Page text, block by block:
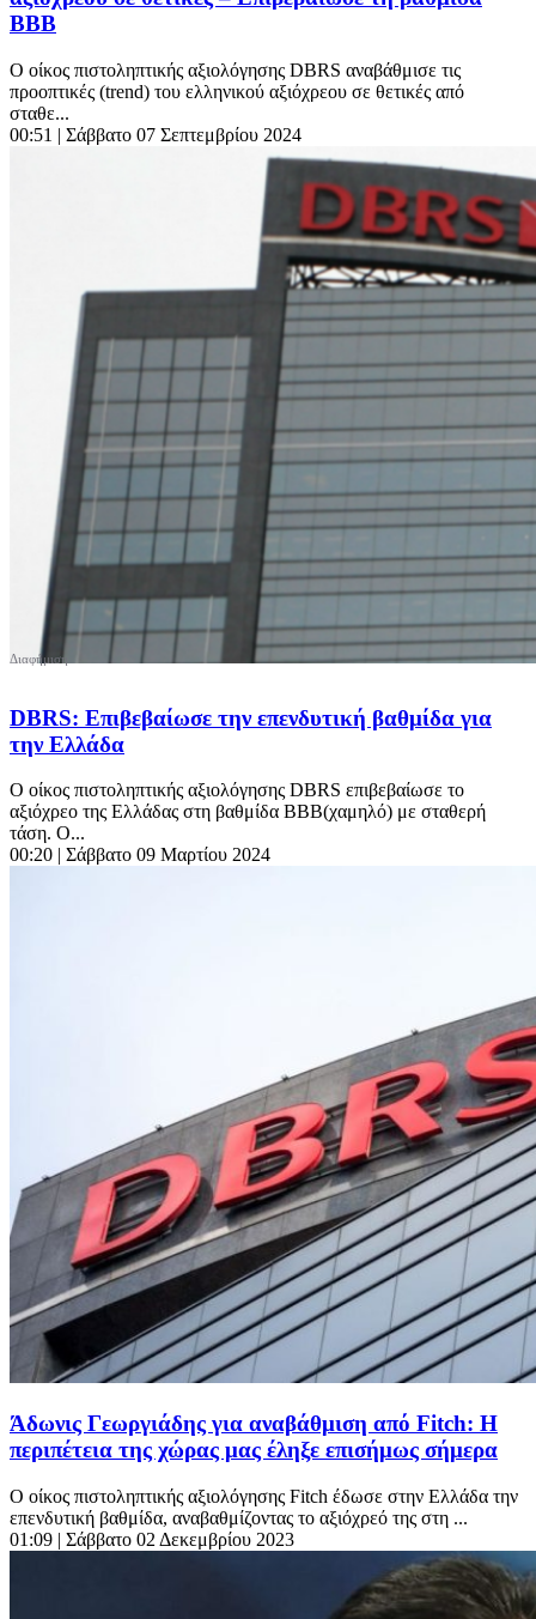
BBB
Ο οίκος πιστοληπτικής αξιολόγησης DBRS αναβάθμισε τις
προοπτικές (trend) του ελληνικού αξιόχρεου σε θετικές από
σταθε...
00:51 | Σάββατο 07 Σεπτεμβρίου 2024
DBRS: Επιβεβαίωσε την επενδυτική βαθμίδα για
την Ελλάδα
Ο οίκος πιστοληπτικής αξιολόγησης DBRS επιβεβαίωσε το
αξιόχρεο της Ελλάδας στη βαθμίδα ΒΒΒ(χαμηλό) με σταθερή
τάση. Ο...
00:20 | Σάββατο 09 Μαρτίου 2024
Άδωνις Γεωργιάδης για αναβάθμιση από Fitch: Η
περιπέτεια της χώρας μας έληξε επισήμως σήμερα
Ο οίκος πιστοληπτικής αξιολόγησης Fitch έδωσε στην Ελλάδα την
επενδυτική βαθμίδα, αναβαθμίζοντας το αξιόχρεό της στη ...
01:09 | Σάββατο 02 Δεκεμβρίου 2023